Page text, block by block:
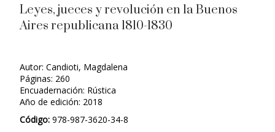
Leyes, jueces y revolución en la Buenos
Aires republicana 1810-1830
Autor: Candioti, Magdalena
Páginas: 260
Encuadernación: Rústica
Año de edición: 2018
Código: 978-987-3620-34-8